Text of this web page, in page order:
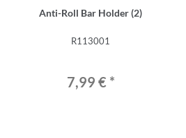
Anti-Roll Bar Holder (2)
R113001
7,99 € *